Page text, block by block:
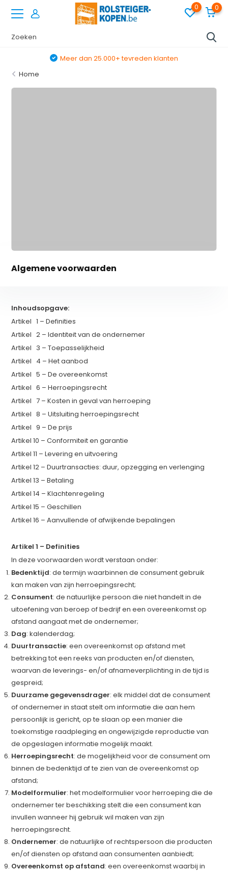
0 0
Meer dan 25.000+ tevreden klanten
Home
Algemene voorwaarden
Inhoudsopgave:
Artikel 1 – Definities
Artikel 2 – Identiteit van de ondernemer
Artikel 3 – Toepasselijkheid
Artikel 4 – Het aanbod
Artikel 5 – De overeenkomst
Artikel 6 – Herroepingsrecht
Artikel 7 – Kosten in geval van herroeping
Artikel 8 – Uitsluiting herroepingsrecht
Artikel 9 – De prijs
Artikel 10 – Conformiteit en garantie
Artikel 11 – Levering en uitvoering
Artikel 12 – Duurtransacties: duur, opzegging en verlenging
Artikel 13 – Betaling
Artikel 14 – Klachtenregeling
Artikel 15 – Geschillen
Artikel 16 – Aanvullende of afwijkende bepalingen
Artikel 1 – Definities
In deze voorwaarden wordt verstaan onder:
Bedenktijd: de termijn waarbinnen de consument gebruik
kan maken van zijn herroepingsrecht;
Consument: de natuurlijke persoon die niet handelt in de
uitoefening van beroep of bedrijf en een overeenkomst op
afstand aangaat met de ondernemer;
Dag: kalenderdag;
Duurtransactie: een overeenkomst op afstand met
betrekking tot een reeks van producten en/of diensten,
waarvan de leverings- en/of afnameverplichting in de tijd is
gespreid;
Duurzame gegevensdrager: elk middel dat de consument
of ondernemer in staat stelt om informatie die aan hem
persoonlijk is gericht, op te slaan op een manier die
toekomstige raadpleging en ongewijzigde reproductie van
de opgeslagen informatie mogelijk maakt.
Herroepingsrecht: de mogelijkheid voor de consument om
binnen de bedenktijd af te zien van de overeenkomst op
afstand;
Modelformulier: het modelformulier voor herroeping die de
ondernemer ter beschikking stelt die een consument kan
invullen wanneer hij gebruik wil maken van zijn
herroepingsrecht.
Ondernemer: de natuurlijke of rechtspersoon die producten
en/of diensten op afstand aan consumenten aanbiedt;
Overeenkomst op afstand: een overeenkomst waarbij in